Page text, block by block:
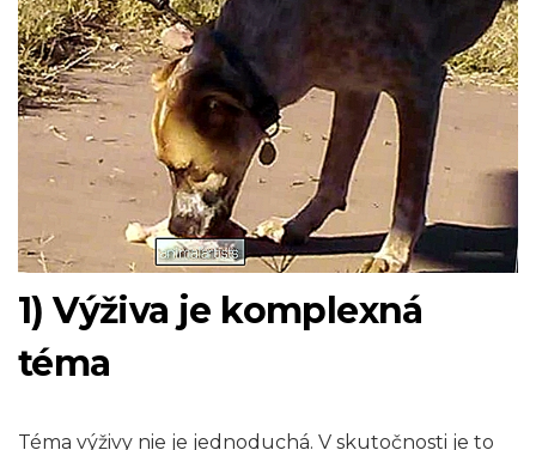
1) Výživa je komplexná
téma
Téma výživy nie je jednoduchá. V skutočnosti je to